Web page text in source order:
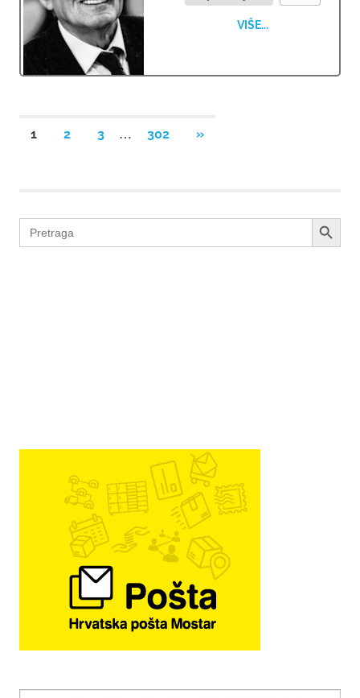
VIŠE...
Brojevi
1 2 3 302
NEXT
»
Search
for:
SEARCH BUTTON